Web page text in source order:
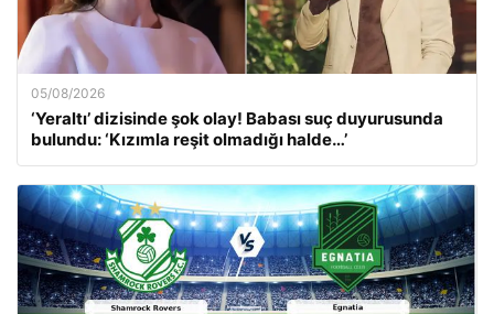
05/08/2026
‘Yeraltı’ dizisinde şok olay! Babası suç duyurusunda
bulundu: ‘Kızımla reşit olmadığı halde…’